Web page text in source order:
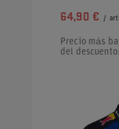
64,90 € /
Precio más
del